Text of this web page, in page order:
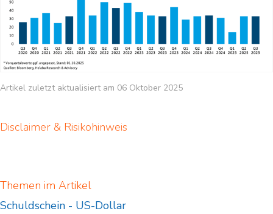
Artikel zuletzt aktualisiert am 06 Oktober 2025
Disclaimer & Risikohinweis
Themen im Artikel
Schuldschein - US-Dollar